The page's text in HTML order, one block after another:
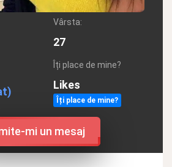
Vârsta:
27
Îți place de mine?
Likes
Îți place de mine?
mi un mesaj